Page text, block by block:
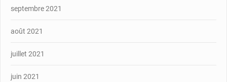
septembre 2021
août 2021
juillet 2021
juin 2021